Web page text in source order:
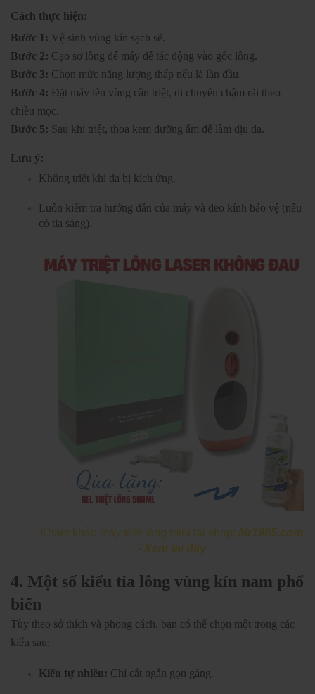
Cách thực hiện:
Bước 1: Vệ sinh vùng kín sạch sẽ.
Bước 2: Cạo sơ lông để máy dễ tác động vào gốc lông.
Bước 3: Chọn mức năng lượng thấp nếu là lần đầu.
Bước 4: Đặt máy lên vùng cần triệt, di chuyển chậm rãi theo
chiều mọc.
Bước 5: Sau khi triệt, thoa kem dưỡng ẩm để làm dịu da.
Lưu ý:
Không triệt khi da bị kích ứng.
Luôn kiểm tra hướng dẫn của máy và đeo kính bảo vệ (nếu
có tia sáng).
Kham khảo máy triệt lông mini tại shop: Mr1985.com
- Xem tại đây
4. Một số kiểu tỉa lông vùng kín nam phổ
biến
Tùy theo sở thích và phong cách, bạn có thể chọn một trong các
kiểu sau:
Kiểu tự nhiên: Chỉ cắt ngắn gọn gàng.